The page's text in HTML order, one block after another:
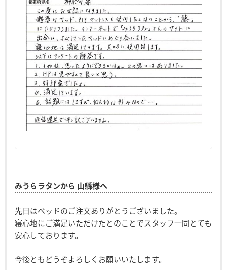
みうらラタンから 山縣様へ
先日はベッドのご注文ありがとうございました。
寝心地にご満足いただけたとのことでスタッフ一同とても
安心しております。
今後ともどうぞよろしくお願いいたします。